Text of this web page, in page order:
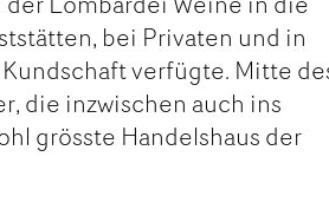
bei Privaten und in
verfügte. Mitte
die inzwischen auch ins
grösste Handelshaus der